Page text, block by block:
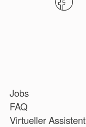
Jobs
FAQ
Virtueller Assistent